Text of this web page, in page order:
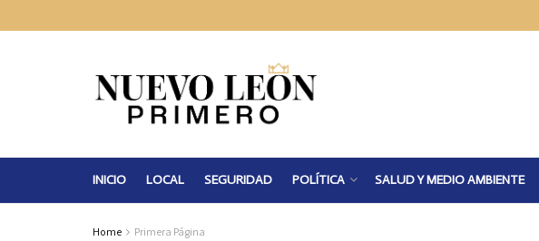
INICIO LOCAL SEGURIDAD POLÍTICA SALUD Y MEDIO AMBIENTE
Home Primera Página